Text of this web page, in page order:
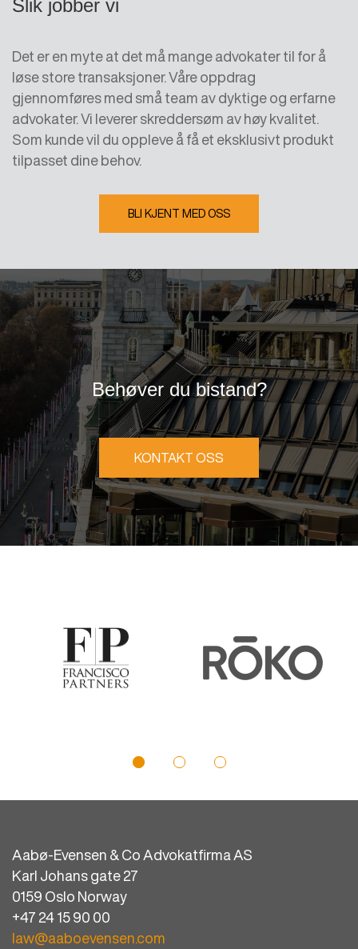
Slik jobber vi
Det er en myte at det må mange advokater til for å
løse store transaksjoner. Våre oppdrag
gjennomføres med små team av dyktige og erfarne
advokater. Vi leverer skreddersøm av høy kvalitet.
Som kunde vil du oppleve å få et eksklusivt produkt
tilpasset dine behov.
BLI KJENT MED OSS
Behøver du bistand?
KONTAKT OSS
Aabø-Evensen & Co Advokatfirma AS
Karl Johans gate 27
0159 Oslo Norway
+47 24 15 90 00
law@aaboevensen.com